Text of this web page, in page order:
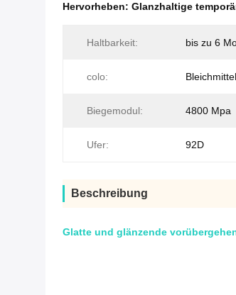
Hervorheben: Glanzhaltige
Haltbarkeit: bis zu 6
colo: Bleichmittel
Biegemodul: 4800 Mpa
Ufer: 92D
Beschreibung
Glatte und glänzende